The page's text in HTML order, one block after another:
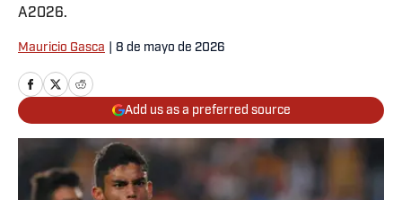
A2026.
Mauricio Gasca 8 de mayo de 2026
Add us as a preferred source